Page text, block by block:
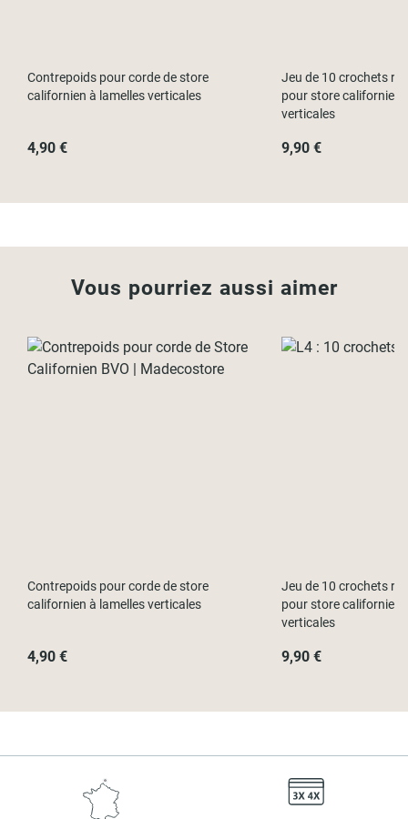
Contrepoids pour corde de store
californien à lamelles verticales
4,90 €
Jeu de 10 crochets
pour store californien
verticales
9,90 €
Vous pourriez aussi aimer
Contrepoids pour corde de store
californien à lamelles verticales
4,90 €
Jeu de 10 crochets
pour store californien
verticales
9,90 €